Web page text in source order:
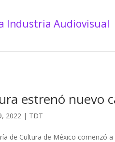
estrenó nuevo
2022 | TDT
de Cultura de México comenzó